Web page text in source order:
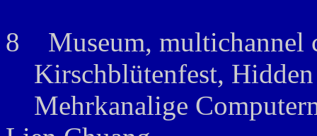
8 Museum, multichannel
Kirschblütenfest,
Mehrkanalige